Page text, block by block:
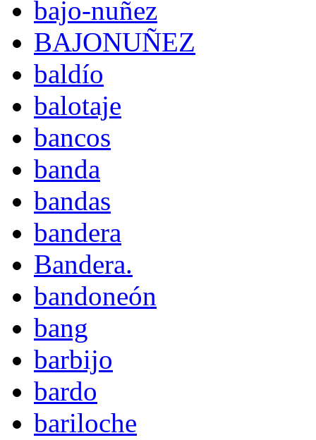
bajo-nuñez
BAJONUÑEZ
baldío
balotaje
bancos
banda
bandas
bandera
Bandera.
bandoneón
bang
barbijo
bardo
bariloche